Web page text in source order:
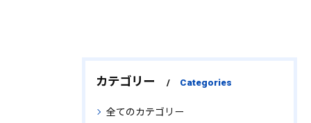
カテゴリー Categories
全てのカテゴリー